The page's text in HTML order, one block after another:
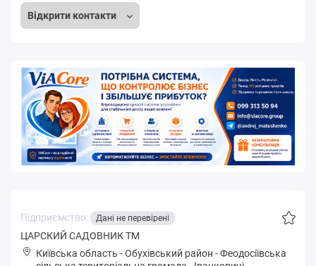
Відкрити контакти
Підприємство: Дані не перевірені
ЦАРСКИЙ САДОВНИК ТМ
Київська область -Обухівський район -Фeoдoсіївськa